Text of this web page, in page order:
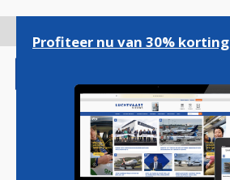
gaan
Profiteer nu van 30% korting